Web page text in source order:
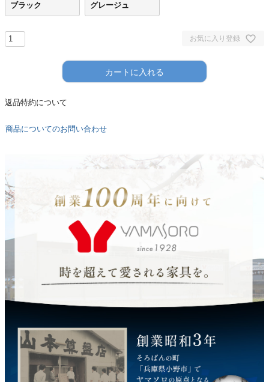
ブラック グレージュ
お気に入り登録
カートに入れる
返品特約について
商品についてのお問い合わせ